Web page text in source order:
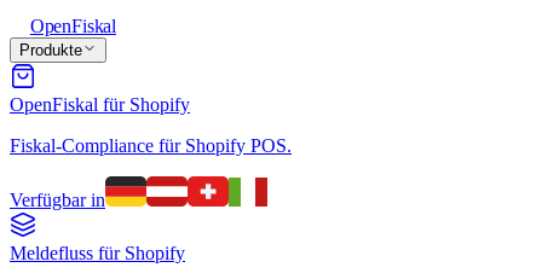
OpenFiskal
Produkte
OpenFiskal für Shopify
Fiskal-Compliance für Shopify POS.
Verfügbar in
Meldefluss für Shopify